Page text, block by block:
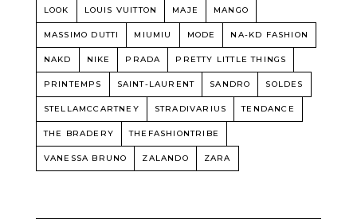
LOOK LOUIS VUITTON MAJE MANGO
MASSIMO DUTTI MIUMIU MODE NA-KD FASHION
NAKD NIKE PRADA PRETTY LITTLE THINGS
PRINTEMPS SAINT-LAURENT SANDRO SOLDES
STELLAMCCARTNEY STRADIVARIUS TENDANCE
THE BRADERY THEFASHIONTRIBE
VANESSA BRUNO ZALANDO ZARA